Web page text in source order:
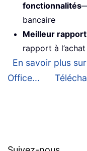
fonctionnalités
bancaire
Meilleur
rapport à
En savoir plus
Office...